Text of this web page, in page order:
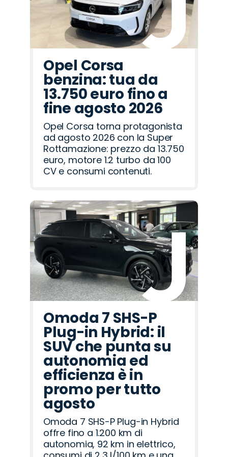
Opel Corsa
benzina: tua da
13.750 euro fino a
fine agosto 2026
Opel Corsa torna protagonista
ad agosto 2026 con la Super
Rottamazione: prezzo da 13.750
euro, motore 1.2 turbo da 100
CV e consumi contenuti.
Omoda 7 SHS-P
Plug-in Hybrid: il
SUV che punta su
autonomia ed
efficienza è in
promo per tutto
agosto
Omoda 7 SHS-P Plug-in Hybrid
offre fino a 1.200 km di
autonomia, 92 km in elettrico,